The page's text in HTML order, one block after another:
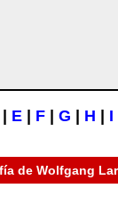
E F G H I
de Wolfgang